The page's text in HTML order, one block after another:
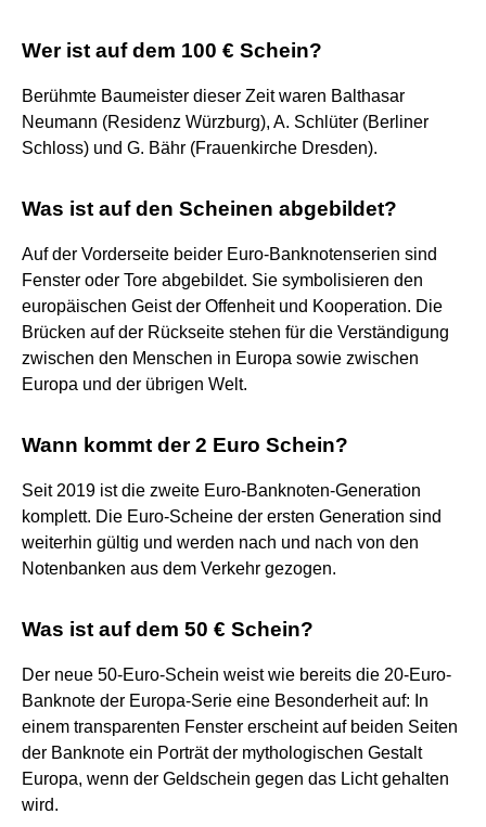
Wer ist auf dem 100 € Schein?
Berühmte Baumeister dieser Zeit waren Balthasar
Neumann (Residenz Würzburg), A. Schlüter (Berliner
Schloss) und G. Bähr (Frauenkirche Dresden).
Was ist auf den Scheinen abgebildet?
Auf der Vorderseite beider Euro-Banknotenserien sind
Fenster oder Tore abgebildet. Sie symbolisieren den
europäischen Geist der Offenheit und Kooperation. Die
Brücken auf der Rückseite stehen für die Verständigung
zwischen den Menschen in Europa sowie zwischen
Europa und der übrigen Welt.
Wann kommt der 2 Euro Schein?
Seit 2019 ist die zweite Euro-Banknoten-Generation
komplett. Die Euro-Scheine der ersten Generation sind
weiterhin gültig und werden nach und nach von den
Notenbanken aus dem Verkehr gezogen.
Was ist auf dem 50 € Schein?
Der neue 50-Euro-Schein weist wie bereits die 20-Euro-
Banknote der Europa-Serie eine Besonderheit auf: In
einem transparenten Fenster erscheint auf beiden Seiten
der Banknote ein Porträt der mythologischen Gestalt
Europa, wenn der Geldschein gegen das Licht gehalten
wird.